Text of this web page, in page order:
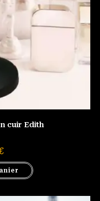
cuir Edith